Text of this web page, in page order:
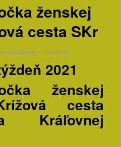
ženskej
cesta SKr
články / odadmin
2021
ženskej
cesta
Kráľovnej